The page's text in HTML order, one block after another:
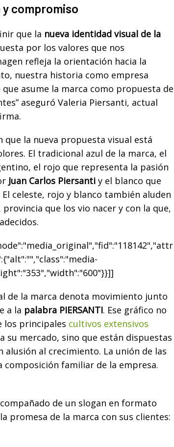
compromiso
que la nueva identidad visual de la
por los valores que nos
refleja la orientación hacia la
nuestra historia como empresa
asume la marca como propuesta de
aseguró Valeria Piersanti, actual
que la nueva propuesta visual está
El tradicional azul de la marca, el
el rojo que representa la pasión
Juan Carlos Piersanti y el blanco que
celeste, rojo y blanco también aluden
que los vio nacer y con la que,
de la marca denota movimiento junto
a la palabra PIERSANTI. Ese gráfico no
los principales cultivos extensivos
su mercado, sino que están dispuestas
alusión al crecimiento. La unión de las
composición familiar de la empresa.
de un slogan en formato
promesa de la marca con sus clientes: